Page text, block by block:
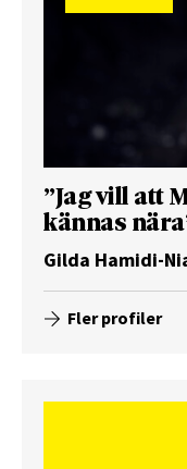
”Jag vill att
kännas
Gilda Hamidi-
Fler profiler